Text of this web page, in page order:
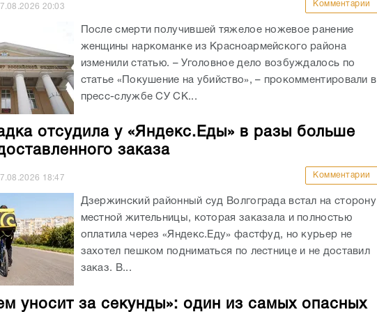
20:03 Комментарии
После смерти получившей тяжелое ножевое ранение
женщины наркоманке из Красноармейского района
изменили статью. – Уголовное дело возбуждалось по
статье «Покушение на убийство», – прокомментировали в
пресс-службе СУ СК...
отсудила у «Яндекс.Еды» в разы больше
заказа
18:47 Комментарии
Дзержинский районный суд Волгограда встал на сторону
местной жительницы, которая заказала и полностью
оплатила через «Яндекс.Еду» фастфуд, но курьер не
захотел пешком подниматься по лестнице и не доставил
заказ. В...
уносит за секунды»: один из самых опасных